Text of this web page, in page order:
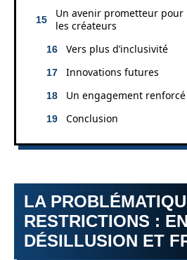
Un avenir prometteur
les créateurs
Vers plus d’inclusivité
Innovations futures
Un engagement renforcé
Conclusion
LA
RESTRICTIONS :
DÉSILLUSION ET